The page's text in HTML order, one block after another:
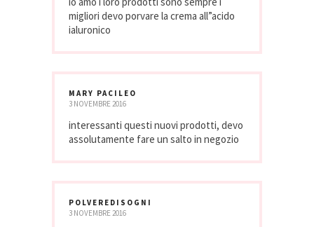
migliori devo porvare la crema all”acido
ialuronico
MARY PACILEO
3 NOVEMBRE 2016
interessanti questi nuovi prodotti, devo
assolutamente fare un salto in negozio
POLVEREDISOGNI
3 NOVEMBRE 2016